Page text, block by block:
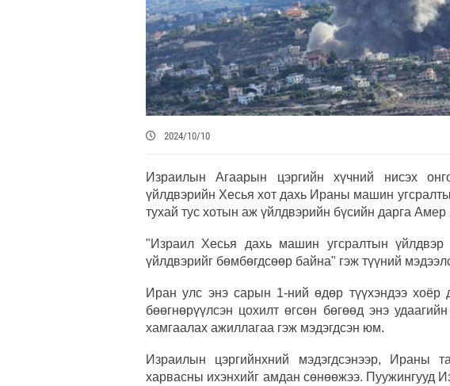
2024/10/10
Израилын Агаарын цэргийн хүчний нисэх
үйлдвэрийн Хесья хот дахь Ираны машин
тухай тус хотын аж үйлдвэрийн бүсийн дарга
"Израил Хесья дахь машин угсралтын үйлдвэр
үйлдвэрийг бөмбөгдсөөр байна" гэж түүний
Иран улс энэ сарын 1-ний өдөр түүхэндээ хоёр
бөөгнөрүүлсэн цохилт өгсөн бөгөөд энэ
хамгаалах ажиллагаа гэж мэдэгдсэн юм.
Израилын цэргийнхний мэдэгдсэнээр, Ираны
харвасны ихэнхийг амдан сөнөөжээ. Пуужингууд